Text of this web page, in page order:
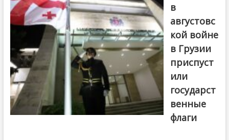
в
августовс
кой войне
в Грузии
приспуст
или
государст
венные
флаги